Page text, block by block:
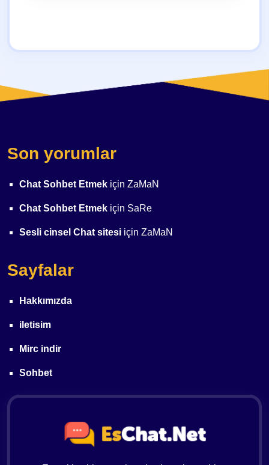
Son yorumlar
Chat Sohbet Etmek için ZaMaN
Chat Sohbet Etmek için SaRe
Sesli cinsel Chat sitesi için ZaMaN
Sayfalar
Hakkımızda
iletisim
Mirc indir
Sohbet